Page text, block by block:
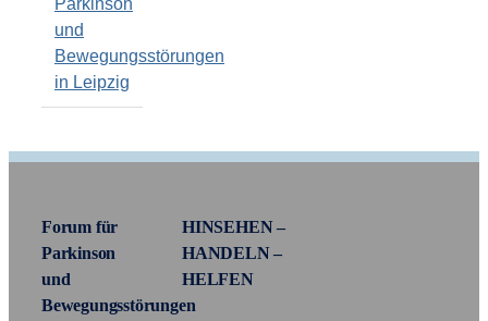
Parkinson
und
Bewegungsstörungen
in Leipzig
Forum für
Parkinson
und
Bewegungsstörungen
HINSEHEN –
HANDELN –
HELFEN